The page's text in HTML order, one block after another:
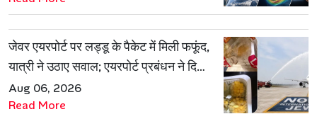
जेवर एयरपोर्ट पर लड्डू के पैकेट में मिली फफूंद,
यात्री ने उठाए सवाल; एयरपोर्ट प्रबंधन ने दिया
जवाब
Aug 06, 2026
Read More